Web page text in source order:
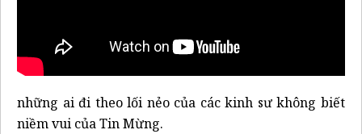
những ai đi theo lối nẻo của các kinh sư không biết
niềm vui của Tin Mừng.